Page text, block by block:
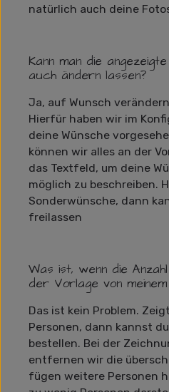
natürlich auch deine
Kann man die
auch ändern lassen?
Ja, auf Wunsch
Hierfür haben wir im
deine Wünsche
können wir alles an der
das Textfeld, um deine
möglich zu beschreiben.
Sonderwünsche, dann
freilassen
Was ist, wenn die
der Vorlage von
Das ist kein Problem.
Personen, dann kannst
bestellen. Bei der
entfernen wir die
fügen weitere Personen